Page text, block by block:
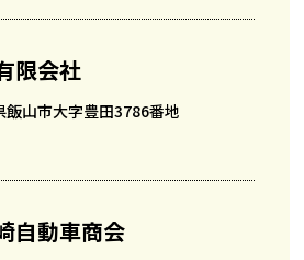
限会社
山市大字豊田3786番地
自動車商会